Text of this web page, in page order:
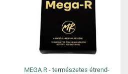
MEGA R - természetes étrend-